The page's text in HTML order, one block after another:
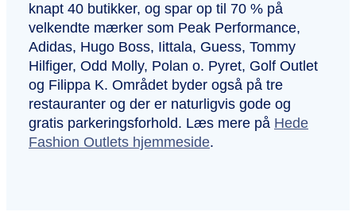
knapt 40 butikker, og spar op til 70 % på
velkendte mærker som Peak Performance,
Adidas, Hugo Boss, Iittala, Guess, Tommy
Hilfiger, Odd Molly, Polan o. Pyret, Golf Outlet
og Filippa K. Området byder også på tre
restauranter og der er naturligvis gode og
gratis parkeringsforhold. Læs mere på Hede
Fashion Outlets hjemmeside.